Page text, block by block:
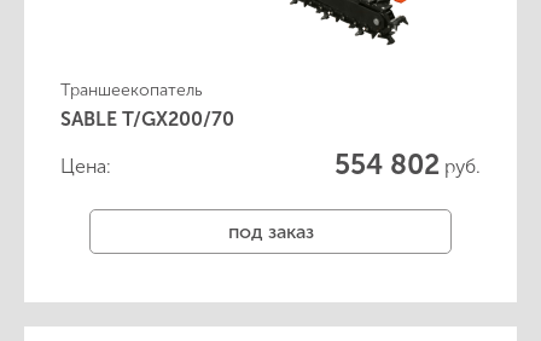
Траншеекопатель
SABLE T/GX200/70
Цена: 554 802 руб.
под заказ